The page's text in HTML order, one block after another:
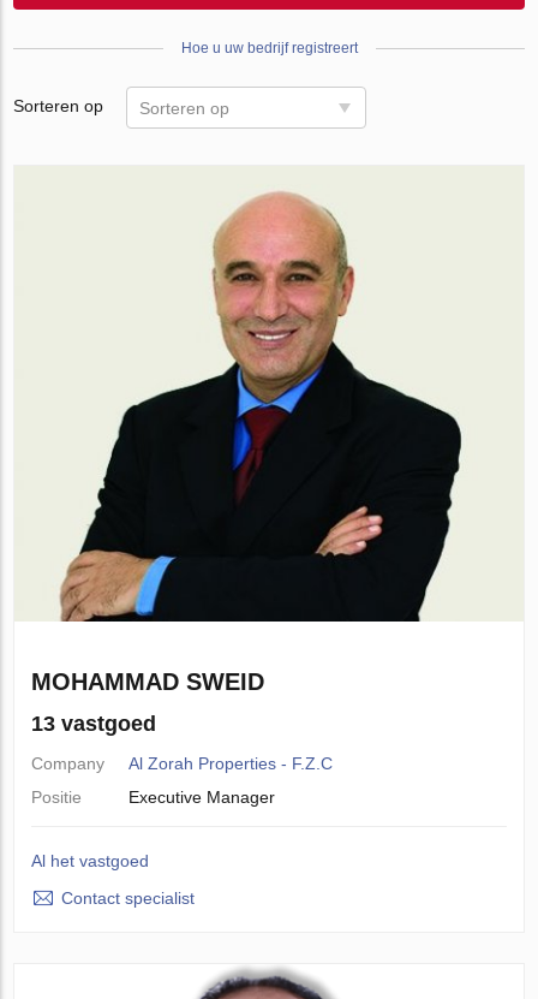
Hoe u uw bedrijf registreert
Sorteren op Sorteren op
MOHAMMAD SWEID
13 vastgoed
Company
Al Zorah Properties - F.Z.C
Positie
Executive Manager
Al het vastgoed
Contact specialist